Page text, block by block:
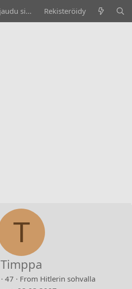
Kirjaudu sisään Rekisteröidy
T
Timppa
· 47 · From Hitlerin sohvalla